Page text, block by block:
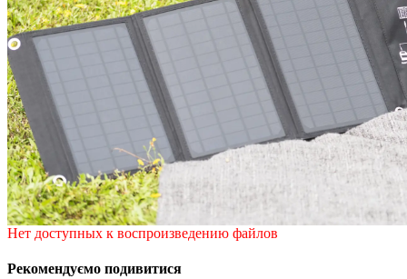
Нет доступных к воспроизведению файлов
Рекомендуємо подивитися